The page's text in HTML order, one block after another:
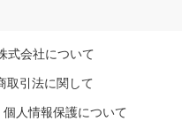
式会社について
取引法に関して
個人情報保護について